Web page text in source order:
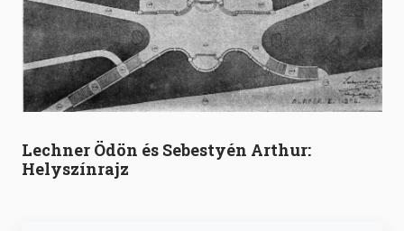
Lechner Ödön és Sebestyén Arthur:
Helyszínrajz